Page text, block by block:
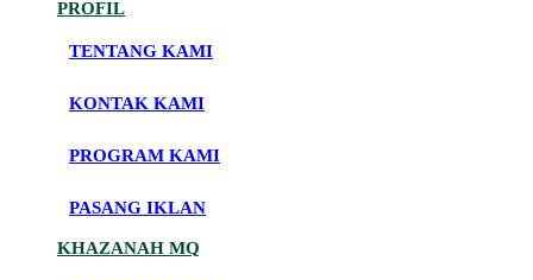
PROFIL
TENTANG KAMI
KONTAK KAMI
PROGRAM KAMI
PASANG IKLAN
KHAZANAH MQ